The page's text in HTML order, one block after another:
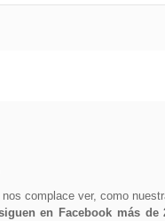
complace ver, como
en Facebook más de